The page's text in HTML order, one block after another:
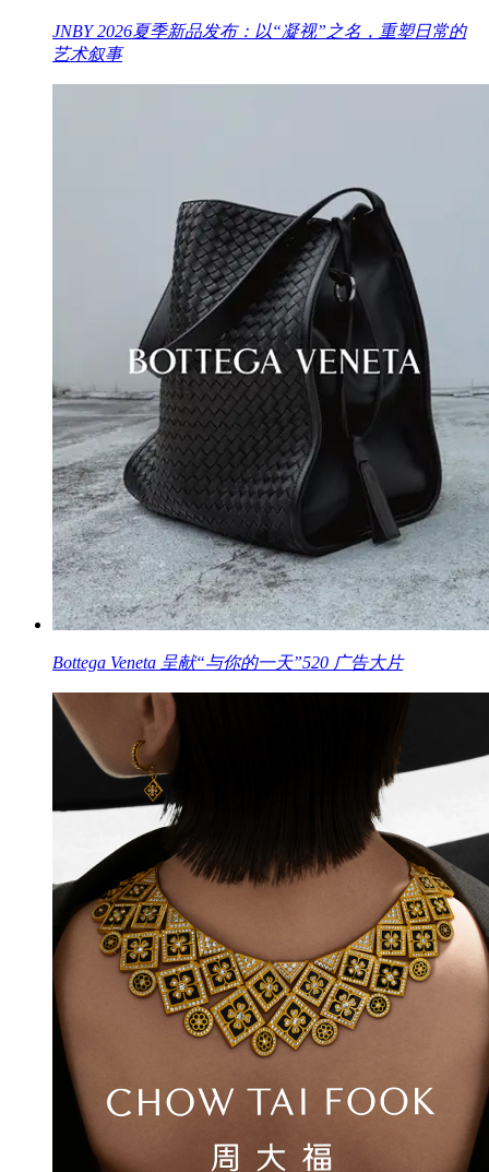
JNBY 2026夏季新品发布：以“凝视”之名，重塑日常的
艺术叙事
Bottega Veneta 呈献“与你的一天”520 广告大片